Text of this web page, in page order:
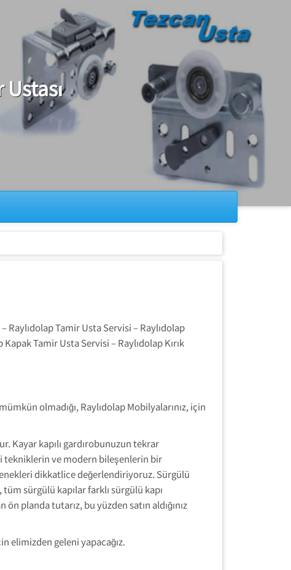
Raylıdolap Tamir Usta Servisi – Raylıdolap
Tamir Usta Servisi – Raylıdolap Kırık
olmadığı, Raylıdolap Mobilyalarınız, için
Kayar kapılı gardırobunuzun tekrar
tekniklerin ve modern bileşenlerin bir
dikkatlice değerlendiriyoruz. Sürgülü
sürgülü kapılar farklı sürgülü kapı
planda tutarız, bu yüzden satın aldığınız
elimizden geleni yapacağız.